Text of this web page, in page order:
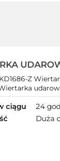
KRAFT
Z
ciągu
24
Duża